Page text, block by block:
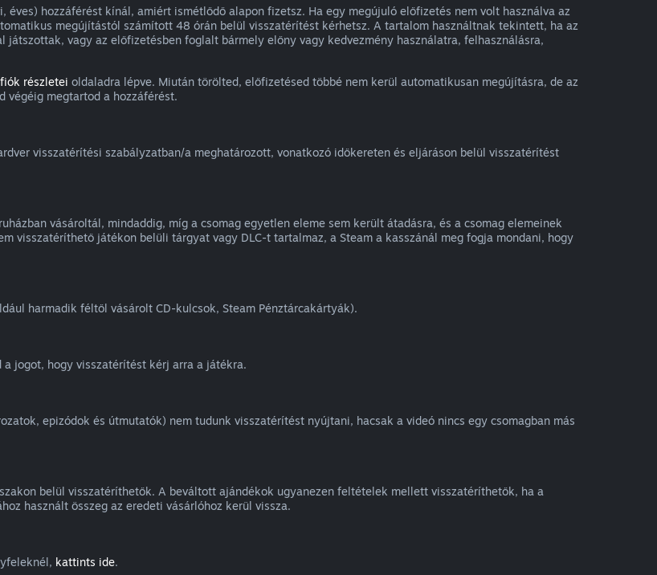
éves) hozzáférést kínál, amiért ismétlődő alapon fizetsz. Ha egy megújuló előfizetés nem volt használva az
megújítástól számított 48 órán belül visszatérítést kérhetsz. A tartalom használtnak tekintett, ha az
vagy az előfizetésben foglalt bármely előny vagy kedvezmény használatra, felhasználásra,
fiók részletei oldaladra lépve. Miután törölted, előfizetésed többé nem kerül automatikusan megújításra, de az
végéig megtartod a hozzáférést.
visszatérítési szabályzatban/a meghatározott, vonatkozó időkereten és eljáráson belül visszatérítést
vásároltál, mindaddig, míg a csomag egyetlen eleme sem került átadásra, és a csomag elemeinek
visszatéríthető játékon belüli tárgyat vagy DLC-t tartalmaz, a Steam a kasszánál meg fogja mondani, hogy
harmadik féltől vásárolt CD-kulcsok, Steam Pénztárcakártyák).
jogot, hogy visszatérítést kérj arra a játékra.
epizódok és útmutatók) nem tudunk visszatérítést nyújtani, hacsak a videó nincs egy csomagban más
belül visszatéríthetők. A beváltott ajándékok ugyanezen feltételek mellett visszatéríthetők, ha a
használt összeg az eredeti vásárlóhoz kerül vissza.
kattints ide.